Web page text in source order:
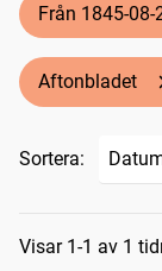
Från 1845-08-
Aftonbladet
Sortera:
Visar 1-1 av 1